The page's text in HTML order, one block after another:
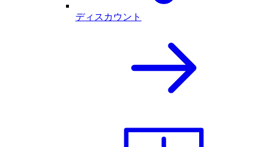
ディスカウント